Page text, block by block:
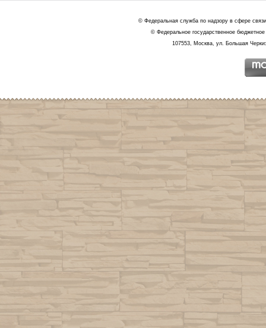
© Федеральная служба по надзору в сфере
© Федеральное государственное
107553, Москва, ул. Большая